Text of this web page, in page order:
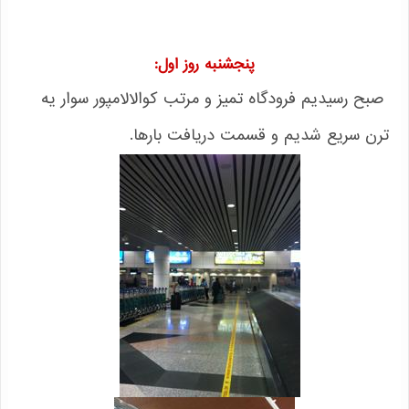
پنجشنبه روز اول:
صبح رسیدیم فرودگاه تمیز و مرتب کوالالامپور سوار یه
ترن سریع شدیم و قسمت دریافت بارها.